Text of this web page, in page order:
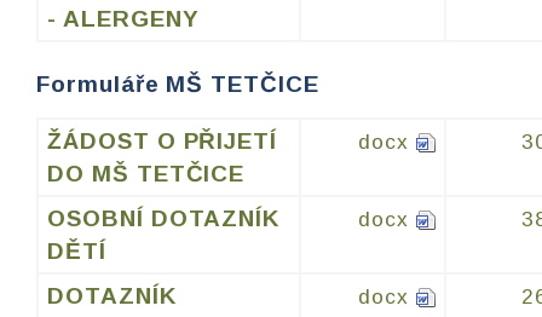
- ALERGENY
Formuláře MŠ TETČICE
ŽÁDOST O PŘIJETÍ
DO MŠ TETČICE
docx
OSOBNÍ DOTAZNÍK
DĚTÍ
docx
DOTAZNÍK
docx